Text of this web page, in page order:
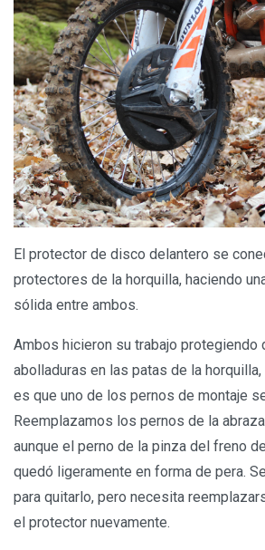
El protector de disco delantero se
protectores de la horquilla, haciendo
sólida entre ambos.
Ambos hicieron su trabajo protegiendo
abolladuras en las patas de la
es que uno de los pernos de montaje
Reemplazamos los pernos de la
aunque el perno de la pinza del freno
quedó ligeramente en forma de pera.
para quitarlo, pero necesita
el protector nuevamente.